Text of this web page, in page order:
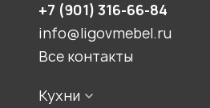
+7 (901) 316-66-84
info@ligovmebel.ru
Все контакты
Кухни